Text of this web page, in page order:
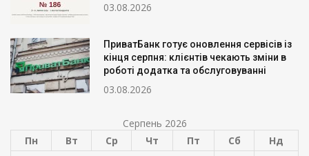
03.08.2026
ПриватБанк готує оновлення сервісів із
кінця серпня: клієнтів чекають зміни в
роботі додатка та обслуговуванні
03.08.2026
Серпень 2026
Пн
Вт Ср Чт Пт Сб Нд